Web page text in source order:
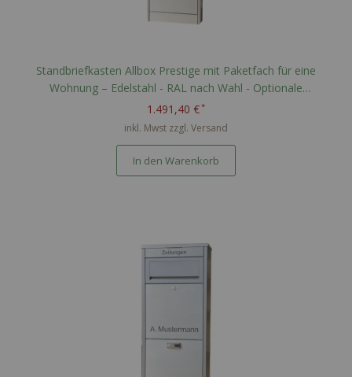
Standbriefkasten Allbox Prestige mit Paketfach für eine
Wohnung – Edelstahl - RAL nach Wahl - Optionale
Namensgravur
1.491,40 €
inkl. Mwst zzgl. Versand
In den Warenkorb